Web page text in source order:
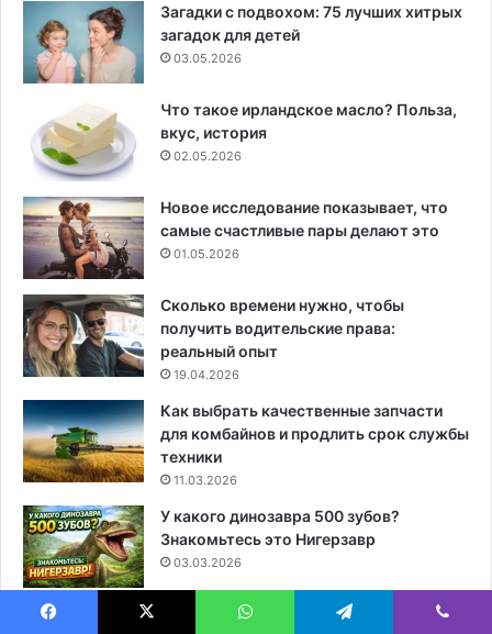
Загадки с подвохом: 75 лучших хитрых
загадок для детей
03.05.2026
Что такое ирландское масло? Польза,
вкус, история
02.05.2026
Новое исследование показывает, что
самые счастливые пары делают это
01.05.2026
Сколько времени нужно, чтобы
получить водительские права:
реальный опыт
19.04.2026
Как выбрать качественные запчасти
для комбайнов и продлить срок службы
техники
11.03.2026
У какого динозавра 500 зубов?
Знакомьтесь это Нигерзавр
03.03.2026
Как лучше заказать жалюзи: с